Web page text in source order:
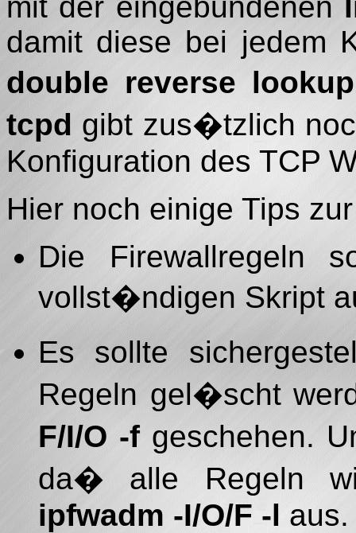
damit diese bei jedem
double reverse lookup
tcpd gibt zus�tzlich
Konfiguration des TCP
Hier noch einige Tips
Die Firewallregeln
vollst�ndigen Skript
Es sollte
Regeln gel�scht
F/I/O -fgeschehen.
da� alle Regeln
ipfwadm -I/O/F -l aus.